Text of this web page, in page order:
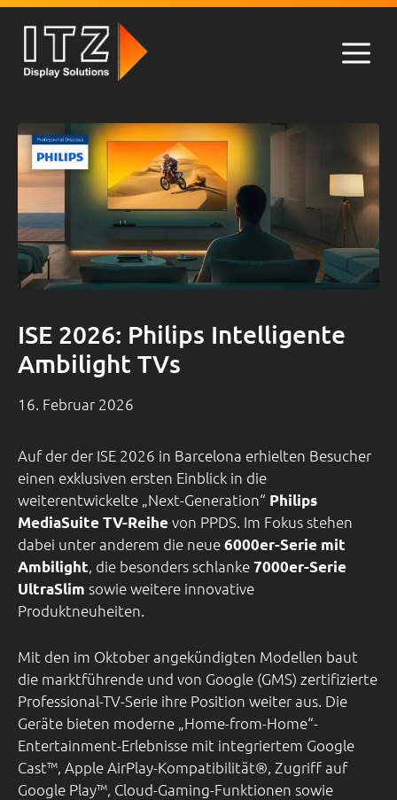
Zum
Inhalt
ISE 2026: Philips Intelligente
Ambilight TVs
16. Februar 2026
Auf der der ISE 2026 in Barcelona erhielten Besucher
einen exklusiven ersten Einblick in die
weiterentwickelte „Next-Generation“ Philips
MediaSuite TV-Reihevon PPDS. Im Fokus stehen
dabei unter anderem die neue6000er-Serie mit
Ambilight, die besonders schlanke7000er-Serie
UltraSlim sowie weitere innovative
Produktneuheiten.
Mit den im Oktober angekündigten Modellen baut
die marktführende und von Google (GMS) zertifizierte
Professional-TV-Serie ihre Position weiter aus. Die
Geräte bieten moderne „Home-from-Home“-
Entertainment-Erlebnisse mit integriertem Google
Cast™, Apple AirPlay-Kompatibilität®, Zugriff auf
Google Play™, Cloud-Gaming-Funktionen sowie